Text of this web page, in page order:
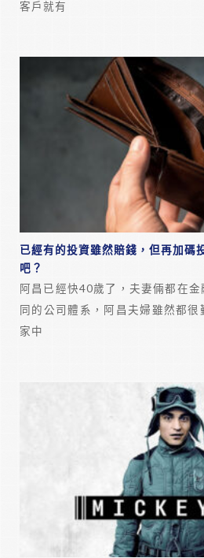
客戶就有
已經有的投資雖然賠錢，但再加碼
吧？
阿昌已經快40歲了，夫妻倆都在
同的公司體系，阿昌夫婦雖然都
家中